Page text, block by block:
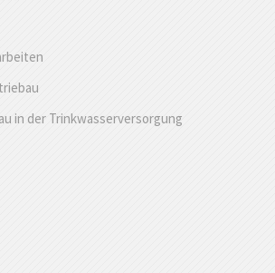
in der Trinkwasserversorgung